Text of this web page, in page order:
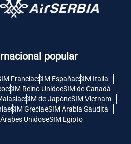
popular
FranciaeSIM EspañaeSIM Italia
eSIM Reino UnidoeSIM de Canadá
eSIM de JapóneSIM Vietnam
eSIM GreciaeSIM Arabia Saudita
UnidoseSIM Egipto